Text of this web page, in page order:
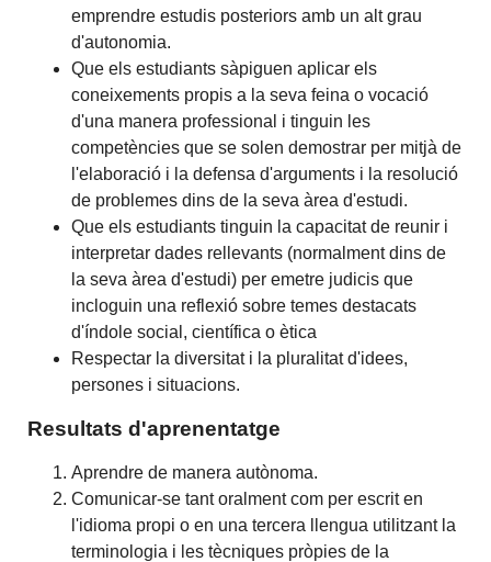
emprendre estudis posteriors amb un alt grau
d'autonomia.
Que els estudiants sàpiguen aplicar els
coneixements propis a la seva feina o vocació
d'una manera professional i tinguin les
competències que se solen demostrar per mitjà de
l'elaboració i la defensa d'arguments i la resolució
de problemes dins de la seva àrea d'estudi.
Que els estudiants tinguin la capacitat de reunir i
interpretar dades rellevants (normalment dins de
la seva àrea d'estudi) per emetre judicis que
incloguin una reflexió sobre temes destacats
d'índole social, científica o ètica
Respectar la diversitat i la pluralitat d'idees,
persones i situacions.
Resultats d'aprenentatge
Aprendre de manera autònoma.
Comunicar-se tant oralment com per escrit en
l'idioma propi o en una tercera llengua utilitzant la
terminologia i les tècniques pròpies de la